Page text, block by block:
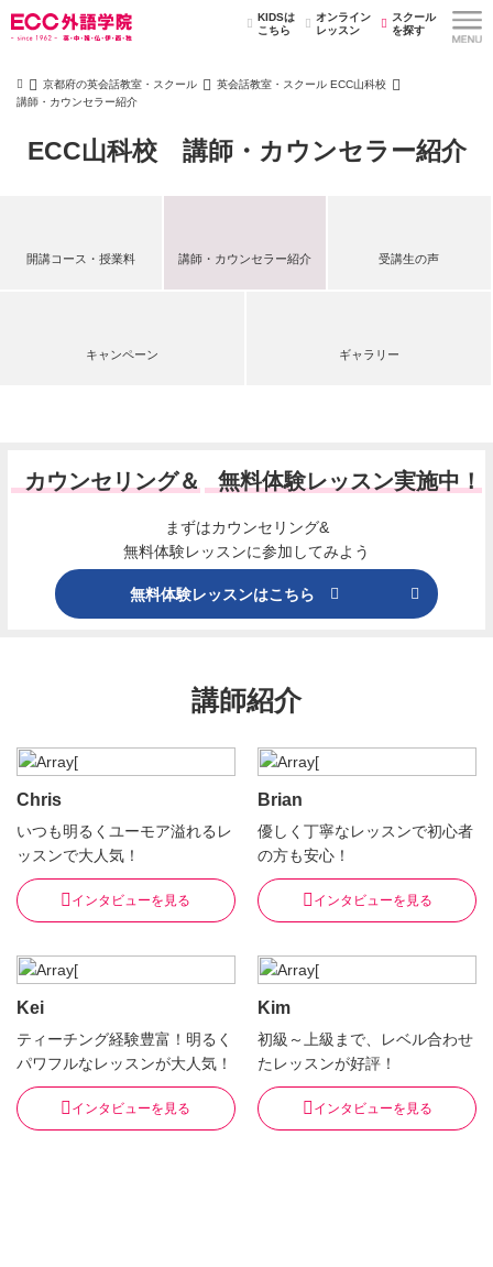
KIDSは
こちら
オンライン
レッスン
スクール
を探す
京都府の英会話教室・スクール
英会話教室・スクール ECC山科校
講師・カウンセラー紹介
ECC山科校 講師・カウンセラー紹介
開講コース・授業料 講師・カウンセラー紹介 受講生の声
キャンペーン ギャラリー
カウンセリング＆ 無料体験レッスン実施中！
まずはカウンセリング&
無料体験レッスンに参加してみよう
無料体験レッスンはこちら
講師紹介
Chris
いつも明るくユーモア溢れるレ
ッスンで大人気！
インタビューを見る
Brian
優しく丁寧なレッスンで初心者
の方も安心！
インタビューを見る
Kei
ティーチング経験豊富！明るく
パワフルなレッスンが大人気！
インタビューを見る
Kim
初級～上級まで、レベル合わせ
たレッスンが好評！
インタビューを見る